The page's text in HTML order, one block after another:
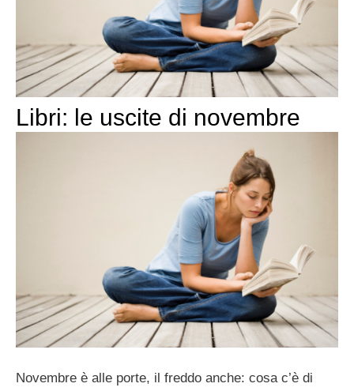
Libri: le uscite di novembre
Novembre è alle porte, il freddo anche: cosa c’è di